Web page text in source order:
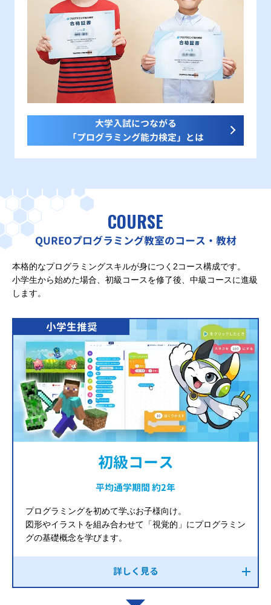
大学入試につながる
「プログラミング能力検定」とは
COURSE
QUREOプログラミング教室のコース・教材
本格的なプログラミングスキルが身につく2コース構成です。
小学生から始めた場合、初級コースを修了後、中級コースに進級
します。
小学生推奨
初級コース
平均通学期間 約2年
プログラミングを初めて学ぶお子様向け。
図形やイラストを組み合わせて「視覚的」にプログラミン
グの基礎概念を学びます。
詳しく見る